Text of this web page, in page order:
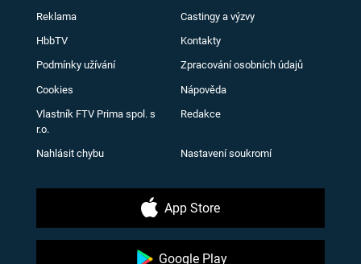
Reklama Castingy a výzvy
HbbTV Kontakty
Podmínky užívání Zpracování osobních údajů
Cookies Nápověda
Vlastník FTV Prima spol. s
r.o.
Redakce
Nahlásit chybu Nastavení soukromí
App Store
Google Play